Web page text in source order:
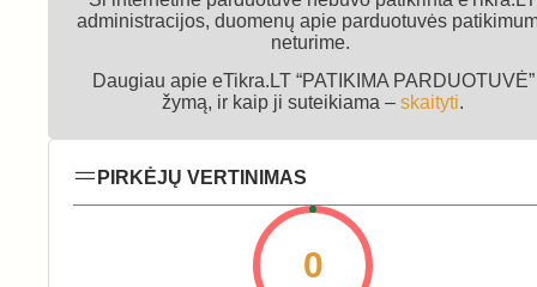
administracijos, duomenų apie parduotuvės
neturime.
Daugiau apie eTikra.LT “PATIKIMA PARDUOTUVĖ”
žymą, ir kaip ji suteikiama – skaityti.
PIRKĖJŲ VERTINIMAS
0